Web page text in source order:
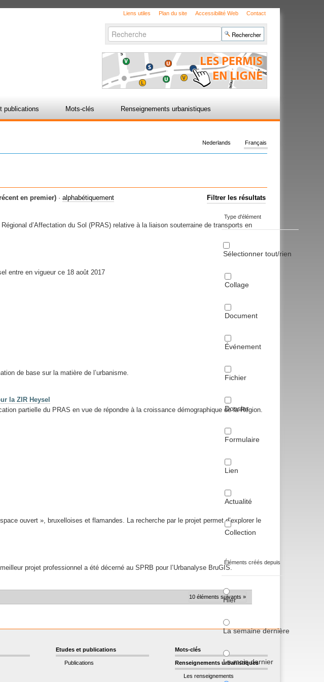
Liens utiles Plan du site Accessibilité Web Contact
Chercher par
avancée…
publications Mots-clés Renseignements urbanistiques
Français
Nederlands
Filtrer les résultats
Type d'élément
Sélectionner tout/rien
Collage
Document
Événement
Fichier
Dossier
Formulaire
Lien
Actualité
Collection
Éléments créés depuis
Hier
La semaine dernière
Le mois dernier
en premier) · alphabétiquement
d’Affectation du Sol (PRAS) relative à la liaison souterraine de transports en
entre en vigueur ce 18 août 2017
de base sur la matière de l’urbanisme.
la ZIR Heysel
partielle du PRAS en vue de répondre à la croissance démographique de la Région.
ouvert », bruxelloises et flamandes. La recherche par le projet permet d’explorer le
projet professionnel a été décerné au SPRB pour l’Urbanalyse BruGIS.
10 éléments suivants »
Etudes et publications
Publications
Mots-clés
Renseignements urbanistiques
Les renseignements